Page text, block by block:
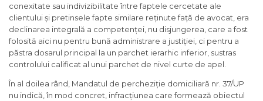
conexitate sau indivizibilitate între faptele cercetate ale
clientului și pretinsele fapte similare reținute față de avocat, era
declinarea integrală a competenței, nu disjungerea, care a fost
folosită aici nu pentru bună administrare a justiției, ci pentru a
păstra dosarul principal la un parchet ierarhic inferior, sustras
controlului calificat al unui parchet de nivel curte de apel.
În al doilea rând, Mandatul de percheziție domiciliară nr. 37/UP
nu indică, în mod concret, infracțiunea care formează obiectul